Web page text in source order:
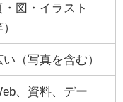
・図・イラスト
い（写真を含む）
、資料、デー